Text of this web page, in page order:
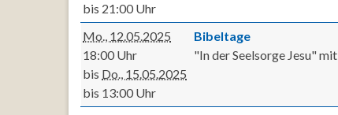
bis 21:00 Uhr
Mo., 12.05.2025
18:00 Uhr
bis Do., 15.05.2025
bis 13:00 Uhr
Bibeltage
"In der Seelsorge Jesu"